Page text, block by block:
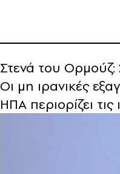
Στενά του Ορμούζ:
Οι μη ιρανικές
ΗΠΑ περιορίζει